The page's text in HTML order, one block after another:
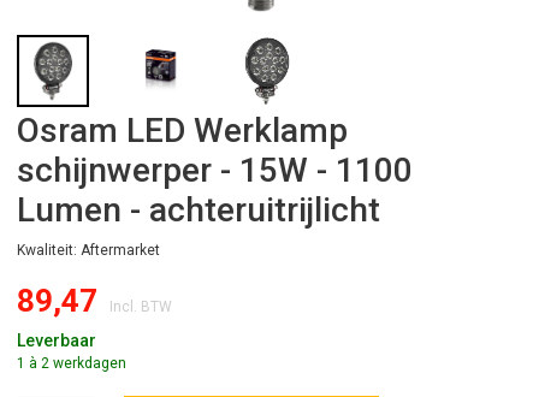
Osram LED Werklamp
schijnwerper - 15W - 1100
Lumen - achteruitrijlicht
Kwaliteit: Aftermarket
89,47 Incl. BTW
Leverbaar
1 à 2 werkdagen